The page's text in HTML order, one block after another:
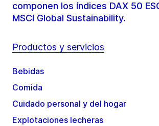
componen los índices DAX 50
MSCI Global Sustainability.
Productos y servicios
Bebidas
Comida
Cuidado personal y del hogar
Explotaciones lecheras